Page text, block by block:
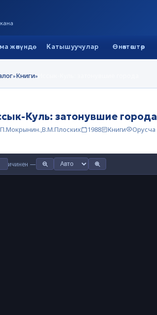
жөнүндө Катышуучулар Өнөктөштөр
»Книги»
Куль: затонувшие города
1988 Книги Орусча
ичинен —